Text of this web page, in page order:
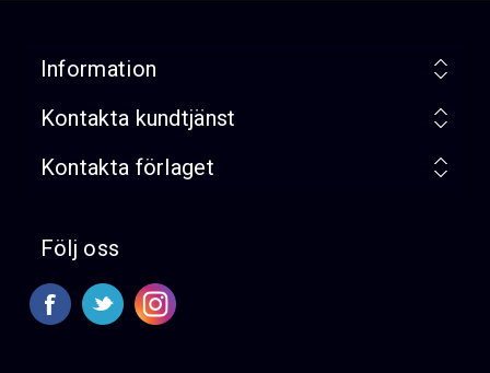
Information
Kontakta kundtjänst
Kontakta förlaget
Följ oss